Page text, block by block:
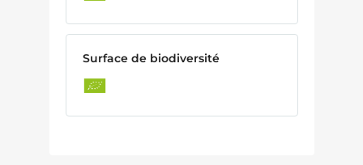
Surface de biodiversité